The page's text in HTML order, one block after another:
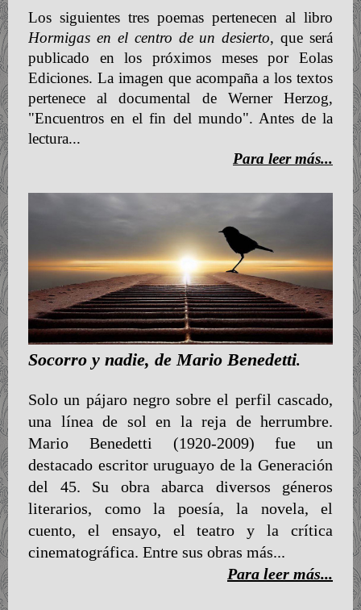
Los siguientes tres poemas pertenecen al libro
Hormigas en el centro de un desierto, que será
publicado en los próximos meses por Eolas
Ediciones. La imagen que acompaña a los textos
pertenece al documental de Werner Herzog,
"Encuentros en el fin del mundo". Antes de la
lectura...
Para leer más...
Socorro y nadie, de Mario Benedetti.
Solo un pájaro negro sobre el perfil cascado,
una línea de sol en la reja de herrumbre.
Mario Benedetti (1920-2009) fue un
destacado escritor uruguayo de la Generación
del 45. Su obra abarca diversos géneros
literarios, como la poesía, la novela, el
cuento, el ensayo, el teatro y la crítica
cinematográfica. Entre sus obras más...
Para leer más...